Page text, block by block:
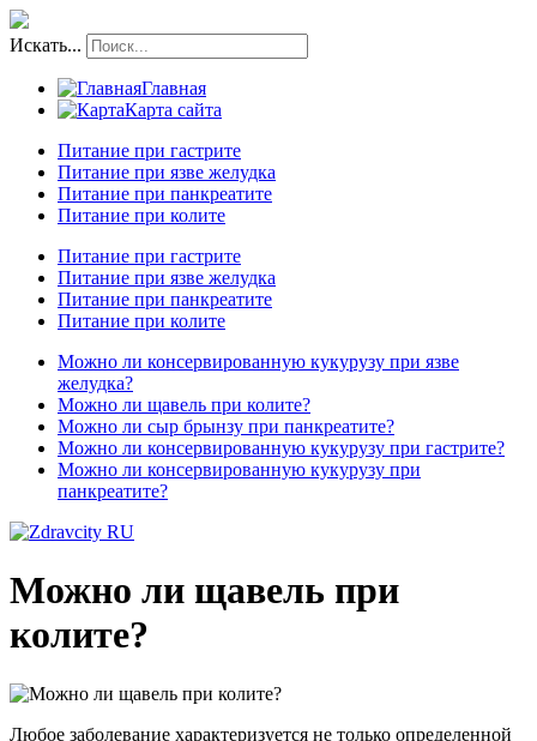
Искать...
Главная
Карта сайта
Питание при гастрите
Питание при язве желудка
Питание при панкреатите
Питание при колите
Питание при гастрите
Питание при язве желудка
Питание при панкреатите
Питание при колите
Можно ли консервированную кукурузу при язве
желудка?
Можно ли щавель при колите?
Можно ли сыр брынзу при панкреатите?
Можно ли консервированную кукурузу при гастрите?
Можно ли консервированную кукурузу при
панкреатите?
Можно ли щавель при
колите?
Любое заболевание характеризуется не только определенной